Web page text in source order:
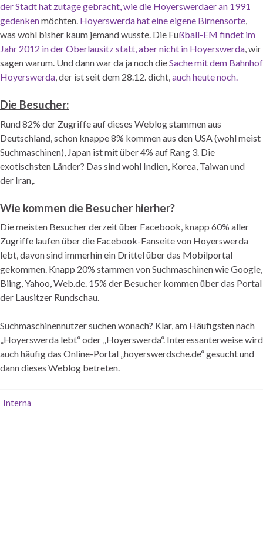
der Stadt hat zutage gebracht, wie die Hoyerswerdaer an 1991
gedenkenmöchten. Hoyerswerda hat eine eigene Birnensorte,
was wohl bisher kaum jemand wusste. Die Fußball-EM findet im
Jahr 2012 in der Oberlausitz statt, aber nicht in Hoyerswerda, wir
sagen warum. Und dann war da ja noch dieSache mit dem Bahnhof
Hoyerswerda, der ist seit dem 28.12. dicht,auch heute noch.
Die Besucher:
Rund 82% der Zugriffe auf dieses Weblog stammen aus
Deutschland, schon knappe 8% kommen aus den USA (wohl meist
Suchmaschinen), Japan ist mit über 4% auf Rang 3. Die
exotischsten Länder? Das sind wohl Indien, Korea, Taiwan und
der Iran,.
Wie kommen die Besucher hierher?
Die meisten Besucher derzeit über Facebook, knapp 60% aller
Zugriffe laufen über die Facebook-Fanseite von Hoyerswerda
lebt, davon sind immerhin ein Drittel über das Mobilportal
gekommen. Knapp 20% stammen von Suchmaschinen wie Google,
Biing, Yahoo, Web.de. 15% der Besucher kommen über das Portal
der Lausitzer Rundschau.
Suchmaschinennutzer suchen wonach? Klar, am Häufigsten nach
„Hoyerswerda lebt“ oder „Hoyerswerda“. Interessanterweise wird
auch häufig das Online-Portal „hoyerswerdsche.de“ gesucht und
dann dieses Weblog betreten.
Interna